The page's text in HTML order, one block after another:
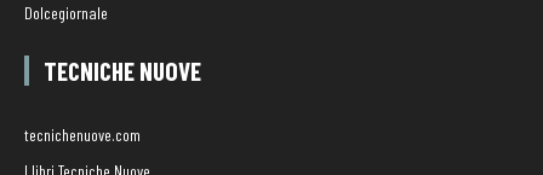
Dolcegiornale
TECNICHE NUOVE
tecnichenuove.com
I libri Tecniche Nuove